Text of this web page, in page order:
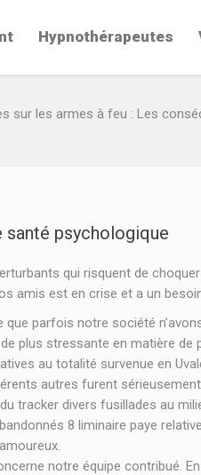
Hypnothérapeutes
sur les armes à feu : Les
santé psychologique
qui risquent de
amis est en crise et a un
parfois notre société
plus stressante en matière de
au totalité survenue en
autres furent
tracker divers fusillades au
8 liminaire paye
notre équipe contribué.